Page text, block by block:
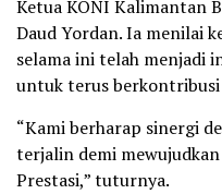
Ketua KONI Kalimantan
Daud Yordan. Ia menilai
selama ini telah menjadi
untuk terus berkontribusi
“Kami berharap sinergi
terjalin demi
Prestasi,” tuturnya.